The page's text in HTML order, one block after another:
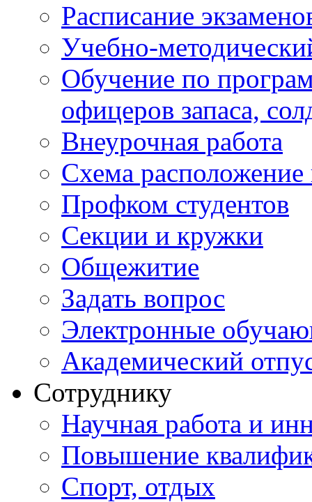
Расписание
Учебно-
Обучение по
офицеров запаса,
Внеурочная работа
Схема расположение
Профком студентов
Секции и кружки
Общежитие
Задать вопрос
Электронные
Академический
Сотруднику
Научная работа и
Повышение
Спорт, отдых